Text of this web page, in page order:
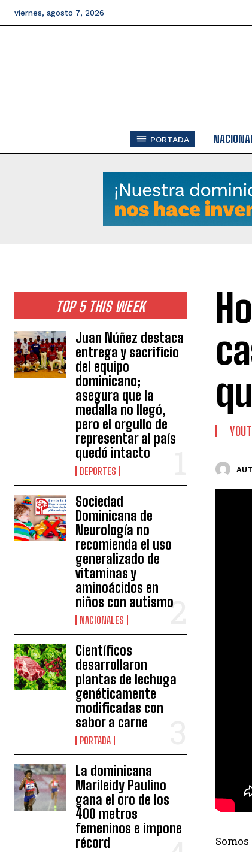
viernes, agosto 7, 2026
PORTADA
TOP 5 THIS WEEK
Juan Núñez destaca
entrega y sacrificio
del equipo
dominicano;
asegura que la
medalla no llegó,
pero el orgullo de
representar al país
quedó intacto
DEPORTES
Sociedad
Dominicana de
Neurología no
recomienda el uso
generalizado de
vitaminas y
aminoácidos en
niños con autismo
NACIONALES
Científicos
desarrollaron
plantas de lechuga
genéticamente
modificadas con
sabor a carne
PORTADA
La dominicana
Marileidy Paulino
gana el oro de los
400 metros
femeninos e impone
récord